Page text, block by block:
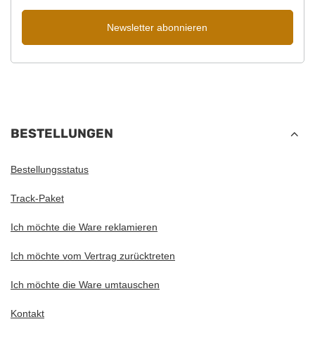
Newsletter abonnieren
BESTELLUNGEN
Bestellungsstatus
Track-Paket
Ich möchte die Ware reklamieren
Ich möchte vom Vertrag zurücktreten
Ich möchte die Ware umtauschen
Kontakt